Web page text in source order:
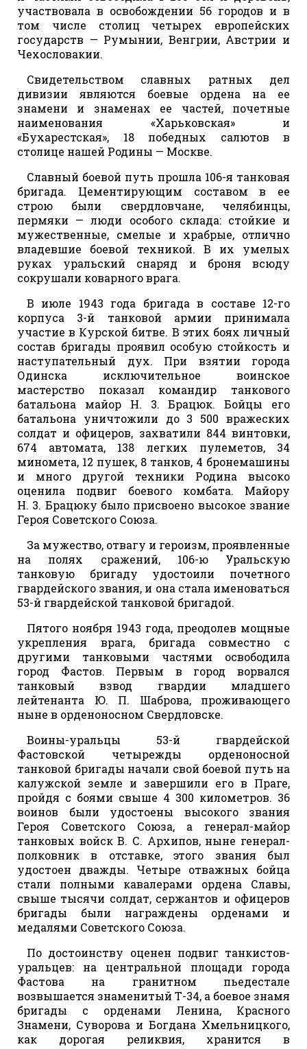
участвовала в освобождении 56 городов и в
том числе столиц четырех европейских
государств — Румынии, Венгрии, Австрии и
Чехословакии.
Свидетельством славных ратных дел
дивизии являются боевые ордена на ее
знамени и знаменах ее частей, почетные
наименования «Харьковская» и
«Бухарестская», 18 победных салютов в
столице нашей Родины — Москве.
Славный боевой путь прошла 106-я танковая
бригада. Цементирующим составом в ее
строю были свердловчане, челябинцы,
пермяки — люди особого склада: стойкие и
мужественные, смелые и храбрые, отлично
владевшие боевой техникой. В их умелых
руках уральский снаряд и броня всюду
сокрушали коварного врага.
В июле 1943 года бригада в составе 12-го
корпуса 3-й танковой армии принимала
участие в Курской битве. В этих боях личный
состав бригады проявил особую стойкость и
наступательный дух. При взятии города
Одинска исключительное воинское
мастерство показал командир танкового
батальона майор Н. 3. Брацюк. Бойцы его
батальона уничтожили до 3 500 вражеских
солдат и офицеров, захватили 844 винтовки,
674 автомата, 138 легких пулеметов, 34
миномета, 12 пушек, 8 танков, 4 бронемашины
и много другой техники Родина высоко
оценила подвиг боевого комбата. Майору
Н. 3. Брацюку было присвоено высокое звание
Героя Советского Союза.
За мужество, отвагу и героизм, проявленные
на полях сражений, 106-ю Уральскую
танковую бригаду удостоили почетного
гвардейского звания, и она стала именоваться
53-й гвардейской танковой бригадой.
Пятого ноября 1943 года, преодолев мощные
укрепления врага, бригада совместно с
другими танковыми частями освободила
город Фастов. Первым в город ворвался
танковый взвод гвардии младшего
лейтенанта Ю. П. Шаброва, проживающего
ныне в орденоносном Свердловске.
Воины-уральцы 53-й гвардейской
Фастовской четырежды орденоносной
танковой бригады начали свой боевой путь на
калужской земле и завершили его в Праге,
пройдя с боями свыше 4 300 километров. 36
воинов были удостоены высокого звания
Героя Советского Союза, а генерал-майор
танковых войск В. С. Архипов, ныне генерал-
полковник в отставке, этого звания был
удостоен дважды. Четыре отважных бойца
стали полными кавалерами ордена Славы,
свыше тысячи солдат, сержантов и офицеров
бригады были награждены орденами и
медалями Советского Союза.
По достоинству оценен подвиг танкистов-
уральцев: на центральной площади города
Фастова на гранитном пьедестале
возвышается знаменитый Т-34, а боевое знамя
бригады с орденами Ленина, Красного
Знамени, Суворова и Богдана Хмельницкого,
как дорогая реликвия, хранится в